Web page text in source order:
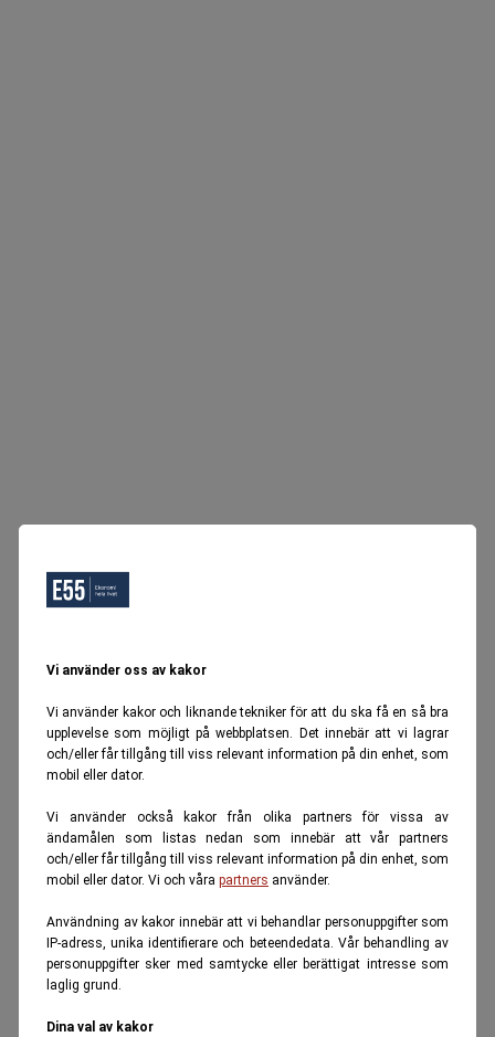
Vi använder oss av kakor
Vi använder kakor och liknande tekniker för att du ska få en så bra
upplevelse som möjligt på webbplatsen. Det innebär att vi lagrar
och/eller får tillgång till viss relevant information på din enhet, som
mobil eller dator.
Vi använder också kakor från olika partners för vissa av
ändamålen som listas nedan som innebär att vår partners
och/eller får tillgång till viss relevant information på din enhet, som
mobil eller dator. Vi och våra partners använder.
Användning av kakor innebär att vi behandlar personuppgifter som
IP-adress, unika identifierare och beteendedata. Vår behandling av
personuppgifter sker med samtycke eller berättigat intresse som
laglig grund.
Dina val av kakor